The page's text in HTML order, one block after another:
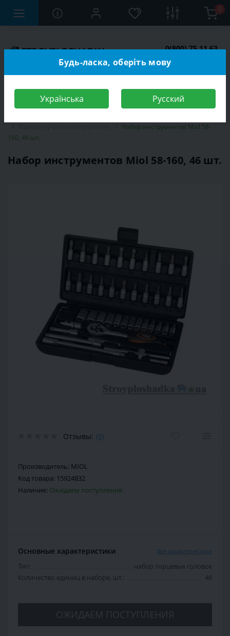
0
0(800) 75 11 63
Набор инструментов Miol 58-
160, 46 шт.
Набор инструментов Miol 58-160, 46 шт.
Отзывы: (0)
Производитель: MIOL
Код товара: 15924832
Наличие: Ожидаем поступления
Основные характеристики Все характеристики
Тип:
набор торцевых головок
Количество единиц в наборе, шт.:
46
ОЖИДАЕМ ПОСТУПЛЕНИЯ
Будь-ласка, оберіть мову
Українська Русский